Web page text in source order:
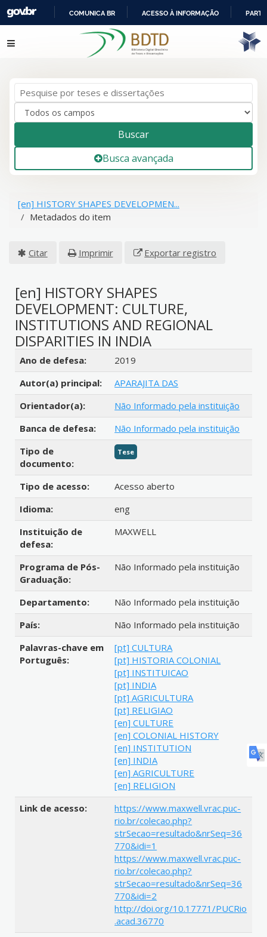
IR
PARA
COMUNICA BR ACESSO À INFORMAÇÃO
Pular para o conteúdo
Buscar
Busca avançada
[en] HISTORY SHAPES DEVELOPMEN...
Metadados do item
Citar Imprimir Exportar registro
[en] HISTORY SHAPES
DEVELOPMENT: CULTURE,
INSTITUTIONS AND REGIONAL
DISPARITIES IN INDIA
Detalhes bibliográficos
Ano de defesa:
2019
Autor(a) principal:
APARAJITA DAS
Orientador(a):
Não Informado pela instituição
Banca de defesa:
Não Informado pela instituição
Tipo de
documento:
Tese
Tipo de acesso:
Acesso aberto
Idioma:
eng
Instituição de
defesa:
MAXWELL
Programa de Pós-
Graduação:
Não Informado pela instituição
Departamento:
Não Informado pela instituição
País:
Não Informado pela instituição
Palavras-chave em
Português:
[pt] CULTURA
[pt] HISTORIA COLONIAL
[pt] INSTITUICAO
[pt] INDIA
[pt] AGRICULTURA
[pt] RELIGIAO
[en] CULTURE
[en] COLONIAL HISTORY
[en] INSTITUTION
[en] INDIA
[en] AGRICULTURE
[en] RELIGION
Link de acesso:
https://www.maxwell.vrac.puc-
rio.br/colecao.php?
strSecao=resultado&nrSeq=36
770&idi=1
https://www.maxwell.vrac.puc-
rio.br/colecao.php?
strSecao=resultado&nrSeq=36
770&idi=2
http://doi.org/10.17771/PUCRio
.acad.36770